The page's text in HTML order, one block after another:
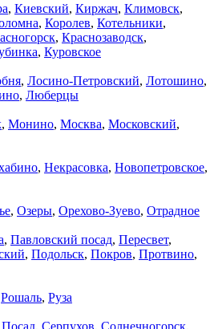
, Киевский, Киржач, Климовск,
, Королев, Котельники,
, Краснозаводск,
, Куровское
, Лосино-Петровский, Лотошино,
, Люберцы
, Монино, Москва, Московский,
, Некрасовка, Новопетровское,
, Озеры, Орехово-Зуево, Отрадное
, Павловский посад, Пересвет,
, Подольск, Покров, Протвино,
Рошаль, Руза
, Серпухов, Солнечногорск,